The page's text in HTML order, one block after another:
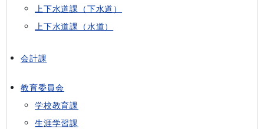
上下水道課（下水道）
上下水道課（水道）
会計課
教育委員会
学校教育課
生涯学習課